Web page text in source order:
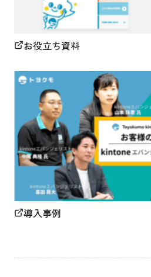
お役立ち資料
導入事例